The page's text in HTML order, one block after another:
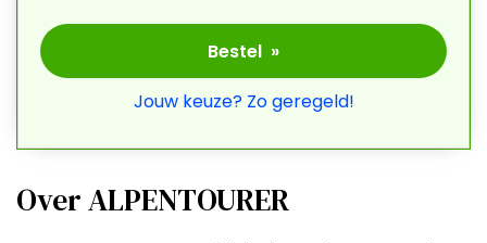
Bestel »
Jouw keuze? Zo geregeld!
Over ALPENTOURER